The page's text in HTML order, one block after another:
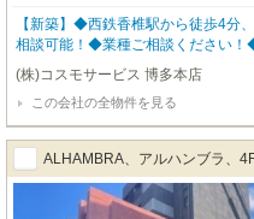
【新築】◆西鉄香椎駅から徒歩4分
相談可能！◆業種ご相談ください
※間取り・写真は現況優先となりま
でもご相談下さい♪ 内覧をご希望の
(株)コスモサービス 博多本店
この会社の全物件を見る
ALHAMBRA、アルハンブラ、